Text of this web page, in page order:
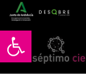
Abrir barra de